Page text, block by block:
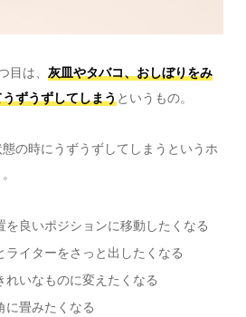
は、 灰皿やタバコ、おしぼりをみ
ずうずしてしまうというもの。
の時にうずうずしてしまうというホ
を良いポジションに移動したくなる
イターをさっと出したくなる
れいなものに変えたくなる
に畳みたくなる